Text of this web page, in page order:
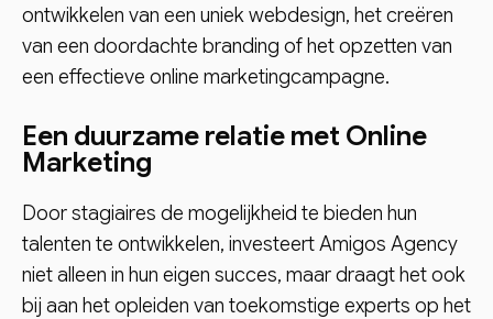
ontwikkelen van een uniek webdesign, het creëren
van een doordachte branding of het opzetten van
een effectieve online marketingcampagne.
Een duurzame relatie met Online
Marketing
Door stagiaires de mogelijkheid te bieden hun
talenten te ontwikkelen, investeert Amigos Agency
niet alleen in hun eigen succes, maar draagt het ook
bij aan het opleiden van toekomstige experts op het